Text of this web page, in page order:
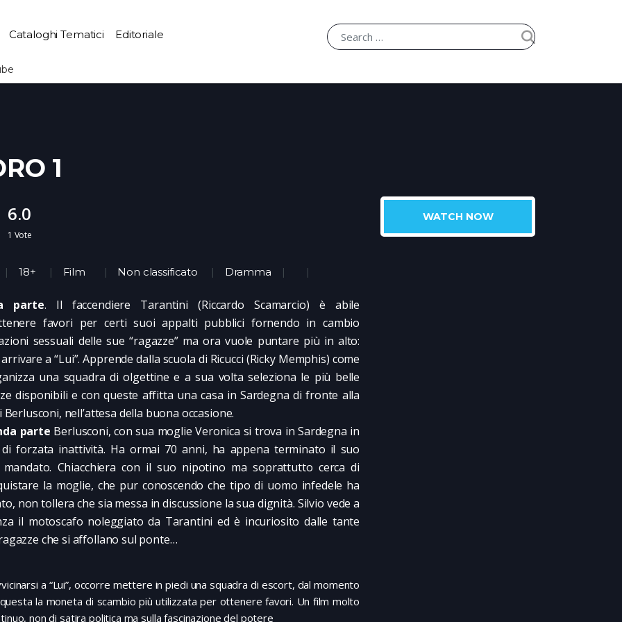
Cataloghi Tematici Editoriale
WATCH NOW
1
6.0
1 Vote
18+ Film Non classificato Dramma
parte. Il faccendiere Tarantini (Riccardo Scamarcio) è abile
favori per certi suoi appalti pubblici fornendo in cambio
sessuali delle sue “ragazze” ma ora vuole puntare più in alto:
a “Lui”. Apprende dalla scuola di Ricucci (Ricky Memphis) come
una squadra di olgettine e a sua volta seleziona le più belle
disponibili e con queste affitta una casa in Sardegna di fronte alla
Berlusconi, nell’attesa della buona occasione.
parte Berlusconi, con sua moglie Veronica si trova in Sardegna in
forzata inattività. Ha ormai 70 anni, ha appena terminato il suo
Chiacchiera con il suo nipotino ma soprattutto cerca di
la moglie, che pur conoscendo che tipo di uomo infedele ha
non tollera che sia messa in discussione la sua dignità. Silvio vede a
il motoscafo noleggiato da Tarantini ed è incuriosito dalle tante
che si affollano sul ponte…
a “Lui”, occorre mettere in piedi una squadra di escort, dal momento
la moneta di scambio più utilizzata per ottenere favori. Un film molto
non di satira politica ma sulla fascinazione del potere